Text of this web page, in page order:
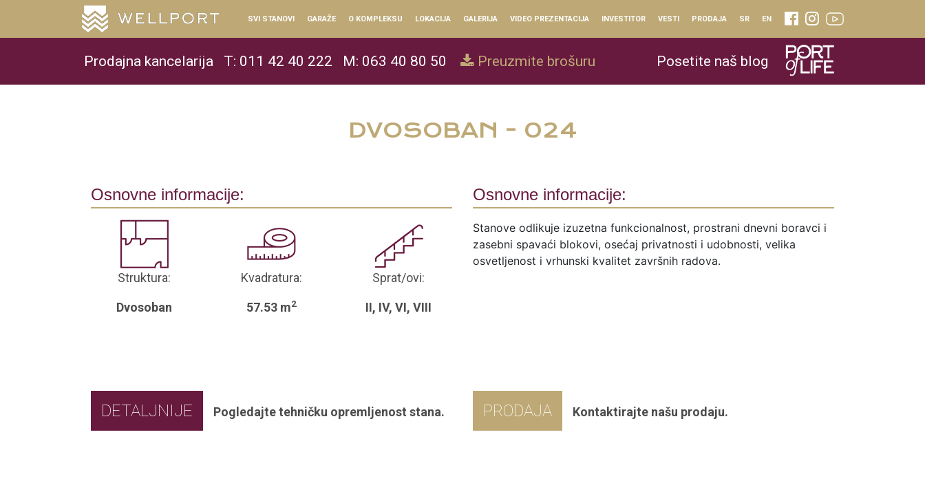
SVI STANOVI GARAŽE O KOMPLEKSU LOKACIJA GALERIJA VIDEO PREZENTACIJA INVESTITOR VESTI PRODAJA SR EN
Prodajna kancelarija T: 011 42 40 222 M: 063 40 80 50 Preuzmite brošuru Posetite naš blog
DVOSOBAN - 024
Osnovne informacije:
Struktura:
Dvosoban
Kvadratura:
57.53 m2
Sprat/ovi:
II, IV, VI, VIII
DETALJNIJE Pogledajte tehničku opremljenost stana.
Osnovne informacije:
Stanove odlikuje izuzetna funkcionalnost, prostrani dnevni boravci i
zasebni spavaći blokovi, osećaj privatnosti i udobnosti, velika
osvetljenost i vrhunski kvalitet završnih radova.
PRODAJA Kontaktirajte našu prodaju.